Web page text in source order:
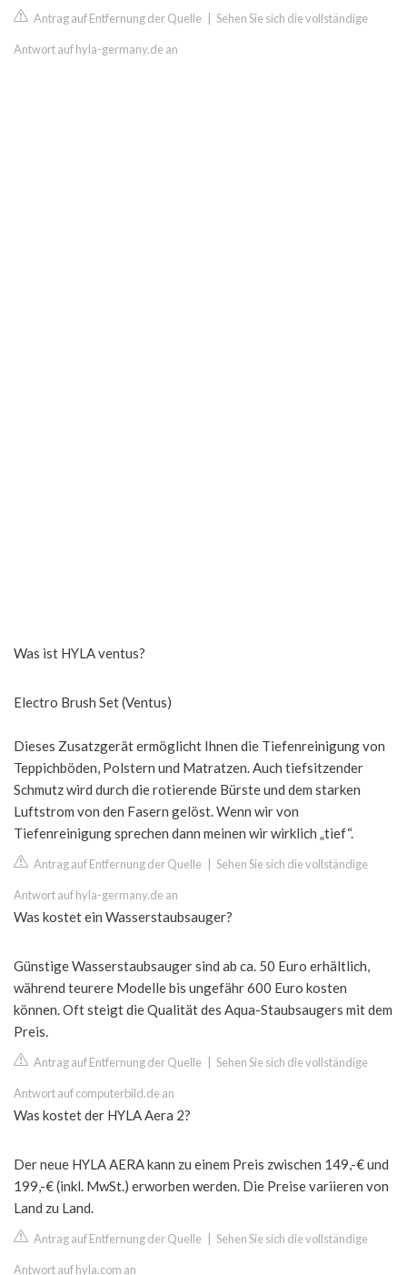
Antrag auf Entfernung der Quelle Sehen Sie sich die vollständige
Antwort auf hyla-germany.de an
Was ist HYLA ventus?
Electro Brush Set (Ventus)
Dieses Zusatzgerät ermöglicht Ihnen die Tiefenreinigung von
Teppichböden, Polstern und Matratzen. Auch tiefsitzender
Schmutz wird durch die rotierende Bürste und dem starken
Luftstrom von den Fasern gelöst. Wenn wir von
Tiefenreinigung sprechen dann meinen wir wirklich „tief“.
Antrag auf Entfernung der Quelle Sehen Sie sich die vollständige
Antwort auf hyla-germany.de an
Was kostet ein Wasserstaubsauger?
Günstige Wasserstaubsauger sind ab ca. 50 Euro erhältlich,
während teurere Modelle bis ungefähr 600 Euro kosten
können. Oft steigt die Qualität des Aqua-Staubsaugers mit dem
Preis.
Antrag auf Entfernung der Quelle Sehen Sie sich die vollständige
Antwort auf computerbild.de an
Was kostet der HYLA Aera 2?
Der neue HYLA AERA kann zu einem Preis zwischen 149,-€ und
199,-€ (inkl. MwSt.) erworben werden. Die Preise variieren von
Land zu Land.
Antrag auf Entfernung der Quelle Sehen Sie sich die vollständige
Antwort auf hyla.com an